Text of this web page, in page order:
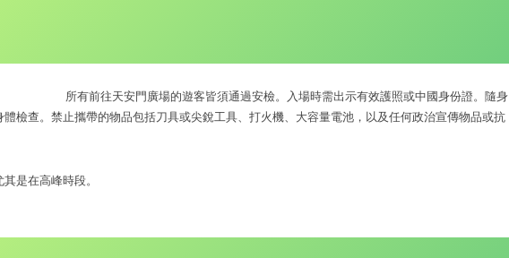
所有前往天安門廣場的遊客皆須通過安檢。入場時需出示有效護照或中國身份證。隨身
檢查。禁止攜帶的物品包括刀具或尖銳工具、打火機、大容量電池，以及任何政治宣傳物品或抗
是在高峰時段。